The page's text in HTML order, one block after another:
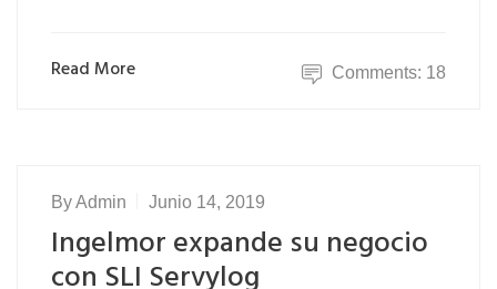
Read More Comments: 18
ByAdmin Junio 14, 2019
Ingelmor expande su negocio
con SLI Servylog